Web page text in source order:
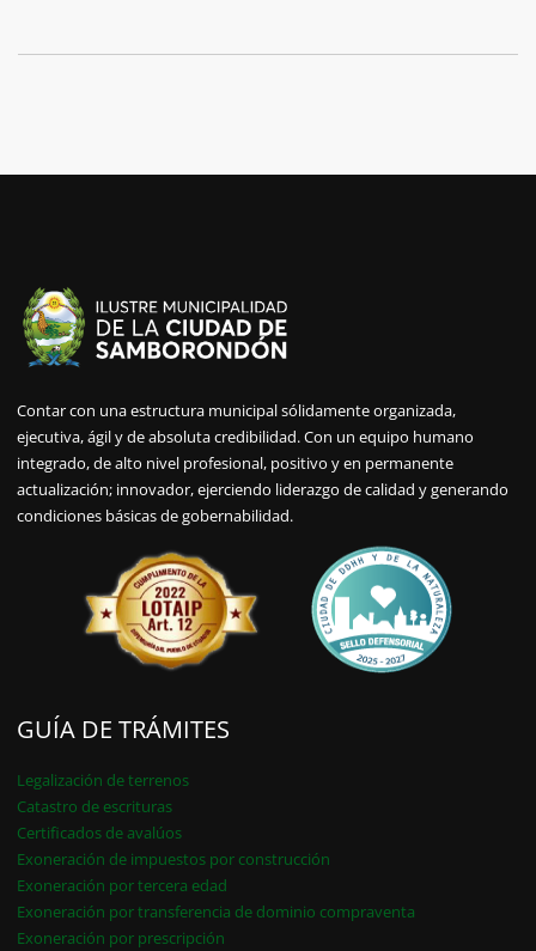
Contar con una estructura municipal sólidamente organizada,
ejecutiva, ágil y de absoluta credibilidad. Con un equipo humano
integrado, de alto nivel profesional, positivo y en permanente
actualización; innovador, ejerciendo liderazgo de calidad y generando
condiciones básicas de gobernabilidad.
GUÍA DE TRÁMITES
Legalización de terrenos
Catastro de escrituras
Certificados de avalúos
Exoneración de impuestos por construcción
Exoneración por tercera edad
Exoneración por transferencia de dominio compraventa
Exoneración por prescripción